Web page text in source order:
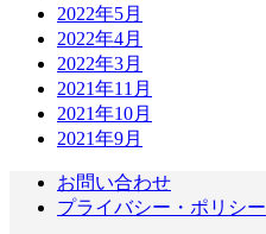
2022年5月
2022年4月
2022年3月
2021年11月
2021年10月
2021年9月
お問い合わせ
プライバシー・ポリシー